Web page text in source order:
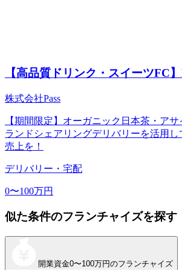
【高品質ドリンク・スイーツFC
株式会社Pass
【期間限定】オーガニック日本茶・ア
ランドシェアリングデリバリーを活用
売上を！
デリバリー・宅配
0〜100万円
似た条件のフランチャイズを探す
開業資金0〜100万円のフランチャイズ